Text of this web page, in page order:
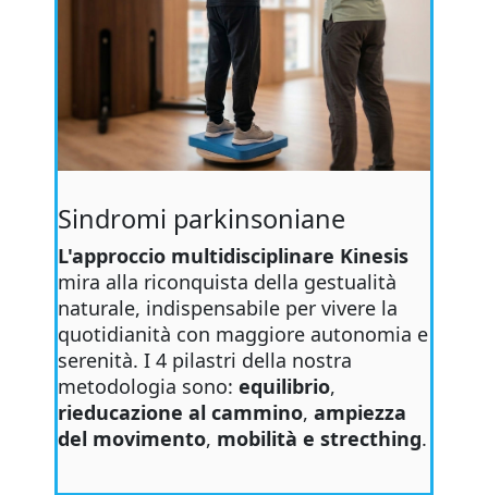
Sindromi parkinsoniane
L'approccio multidisciplinare Kinesis
mira alla riconquista della gestualità
naturale, indispensabile per vivere la
quotidianità con maggiore autonomia e
serenità. I 4 pilastri della nostra
metodologia sono: equilibrio,
rieducazione al cammino, ampiezza
del movimento, mobilità e strecthing.